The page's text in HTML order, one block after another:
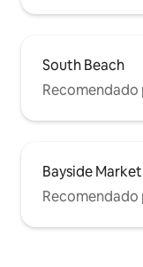
South Beach
Bayside
Recomendado